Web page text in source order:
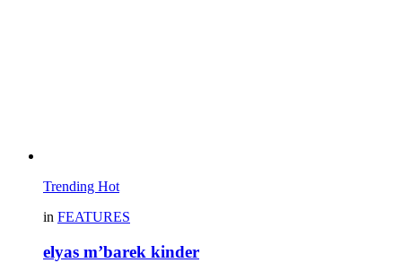
Trending Hot
in FEATURES
elyas m’barek kinder